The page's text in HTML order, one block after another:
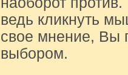
ведь кликнуть
свое мнение, Вы
выбором.